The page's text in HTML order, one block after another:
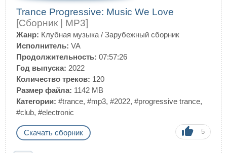
Trance Progressive: Music We Love
[Сборник | MP3]
Жанр: Клубная музыка / Зарубежный сборник
Исполнитель: VA
Продолжительность: 07:57:26
Год выпуска: 2022
Количество треков: 120
Размер файла: 1142 MB
Категории: #trance, #mp3, #2022, #progressive trance,
#club, #electronic
Скачать сборник 5